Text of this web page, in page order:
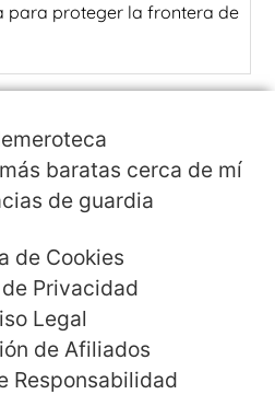
para proteger la frontera de
baratas cerca de mí
de guardia
de Cookies
Privacidad
Legal
de Afiliados
Responsabilidad